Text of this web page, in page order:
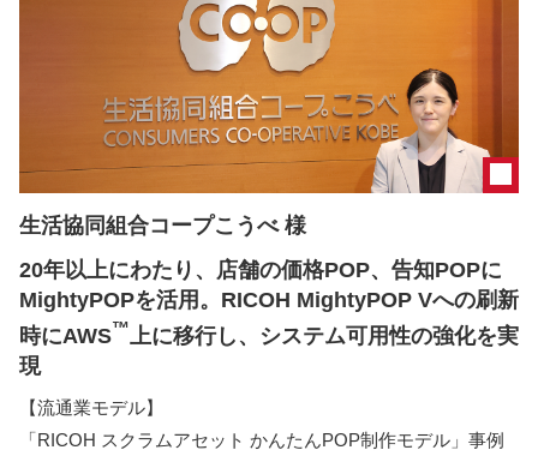
生活協同組合コープこうべ 様
20年以上にわたり、店舗の価格POP、告知POPに
MightyPOPを活用。RICOH MightyPOP Vへの刷新
時にAWS™上に移行し、システム可用性の強化を実
現
【流通業モデル】
「RICOH スクラムアセット かんたんPOP制作モデル」事例